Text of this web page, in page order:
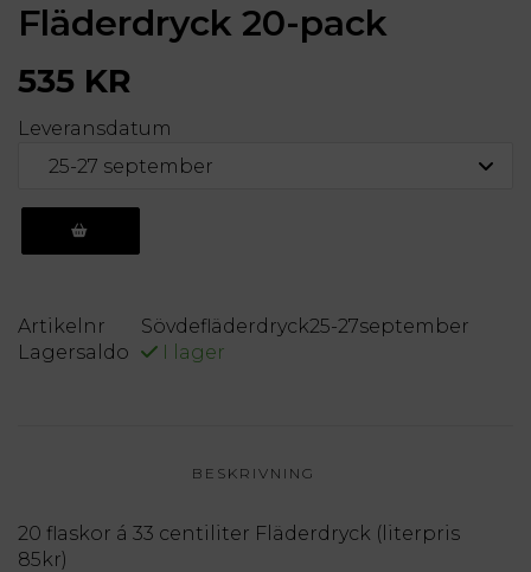
Fläderdryck 20-pack
535 KR
Leveransdatum
KÖP
Artikelnr
Sövdefläderdryck25-27september
Lagersaldo
I lager
BESKRIVNING
20 flaskor á 33 centiliter Fläderdryck (literpris
85kr)